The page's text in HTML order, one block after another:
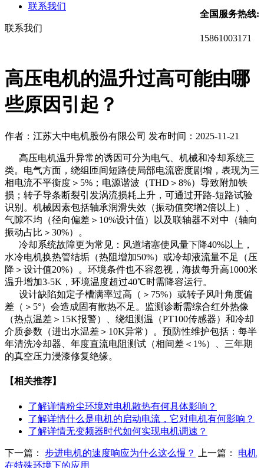
全国服务热线:
15861003171
‌高压电机的温升过高可能由哪
些原因引起？‌
作者：江苏大中电机股份有限公司 发布时间：2025-11-21
高压电机温升异常的诱因可分为电气、机械和冷却系统三
类。电气方面，绕组匝间短路使局部电流密度剧增，表现为三
相电流不平衡度＞5%；电源谐波（THD＞8%）导致附加铁
损；转子导条断裂引发涡流损耗上升，可通过开路-短路试验
识别。机械因素包括轴承润滑失效（振动值突增2倍以上）、
气隙不均（径向偏差＞10%设计值）以及联轴器不对中（轴向
振动占比＞30%）。
冷却系统故障更为常见：风道堵塞使风量下降40%以上，
水冷电机换热管结垢（热阻增加50%）或冷却液流量不足（压
降＞设计值20%）。环境条件也不容忽视，海拔每升高1000米
温升增加3-5K，环境温度超过40℃时需降容运行。
设计缺陷如定子槽满率过高（＞75%）或转子风叶角度偏
差（＞5°）会造成固有散热不足。监测诊断需综合红外热像
（热点温差＞15K报警）、绕组测温（PT100传感器）和冷却
介质参数（进出水温差＞10K异常）。预防性维护包括：每半
年清洗冷却器、年度直流电阻测试（相间差＜1%）、三年期
的真空压力浸漆修复绝缘。
【相关推荐】
了解详情粉尘环境对电机散热有何具体影响？
了解详情什么是电机的启动电流，它对电机有何影响？
了解详情无变频器时代如何实现电机调速？
下一篇： 步进电机的速度响应为什么这么慢？ 上一篇： 电机
在特殊环境下的应用
联系我们
联系我们